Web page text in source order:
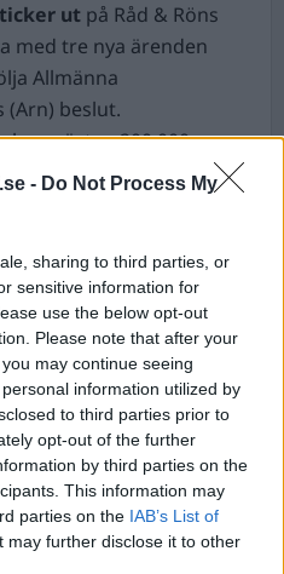
- Do Not Process My
sharing to third parties, or
sensitive information for
use the below opt-out
Please note that after your
may continue seeing
information utilized by
to third parties prior to
opt-out of the further
by third parties on the
This information may
parties on the IAB’s List of
may further disclose it to other
ut på Råd & Röns
med tre nya ärenden
Allmänna
(Arn) beslut.
nästan 200 000
spärrad för spel. Han
Betsson valde att inte
två ärenden på
har Betsson valt att
under runt 20 andra
Jallacasino, Betsafe och
fem andra ärenden
lista är dock
företag som hamnat